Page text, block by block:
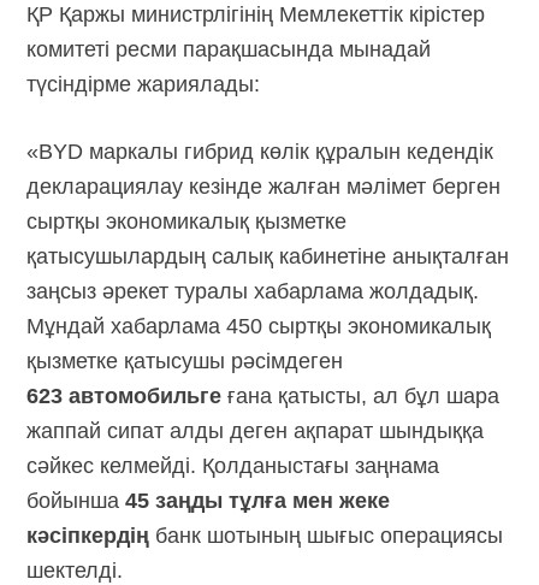
ҚР Қаржы министрлігінің Мемлекеттік кірістер
комитеті ресми парақшасында мынадай
түсіндірме жариялады:
«BYD маркалы гибрид көлік құралын кедендік
декларациялау кезінде жалған мәлімет берген
сыртқы экономикалық қызметке
қатысушылардың салық кабинетіне анықталған
заңсыз әрекет туралы хабарлама жолдадық.
Мұндай хабарлама 450 сыртқы экономикалық
қызметке қатысушы рәсімдеген
623 автомобильге ғана қатысты, ал бұл шара
жаппай сипат алды деген ақпарат шындыққа
сәйкес келмейді. Қолданыстағы заңнама
бойынша45 заңды тұлға мен жеке
кәсіпкердің банк шотының шығыс операциясы
шектелді.